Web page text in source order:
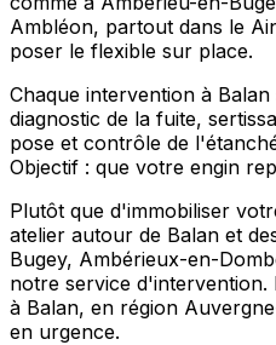
Ambléon, partout dans le
poser le flexible sur place.
Chaque intervention à
diagnostic de la fuite,
pose et contrôle de
Objectif : que votre engin
Plutôt que d'immobiliser
atelier autour de Balan et
Bugey, Ambérieux-en-
notre service d'intervention.
à Balan, en région
en urgence.